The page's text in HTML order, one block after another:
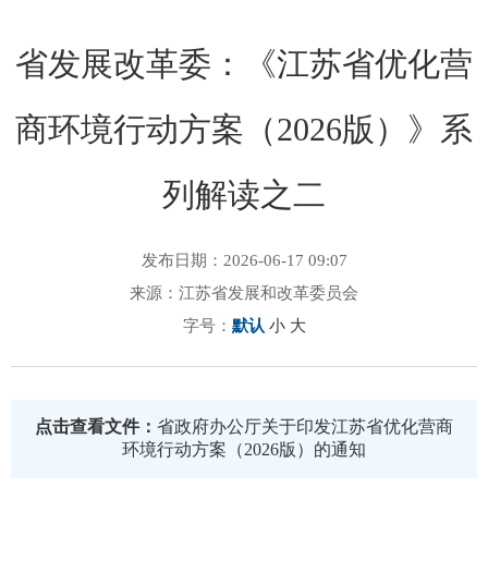
省发展改革委：《江苏省优化营
商环境行动方案（2026版）》系
列解读之二
发布日期：2026-06-17 09:07
来源：江苏省发展和改革委员会
字号： 默认 小 大
点击查看文件： 省政府办公厅关于印发江苏省优化营商
环境行动方案（2026版）的通知